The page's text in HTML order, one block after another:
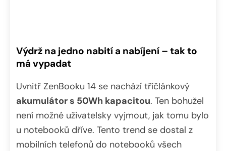
Výdrž na jedno nabití a nabíjení – tak to
má vypadat
Uvnitř ZenBooku 14 se nachází tříčlánkový
akumulátor s 50Wh kapacitou. Ten bohužel
není možné uživatelsky vyjmout, jak tomu bylo
u notebooků dříve. Tento trend se dostal z
mobilních telefonů do notebooků všech